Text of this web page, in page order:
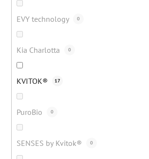
EVY technology 0
Kia Charlotta 0
KVITOK® 17
PuroBio 0
SENSES by Kvitok® 0